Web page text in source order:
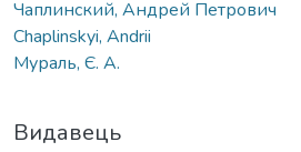
Чаплинский, Андрей Петрович
Chaplinskyi, Andrii
Мураль, Є. А.
Видавець